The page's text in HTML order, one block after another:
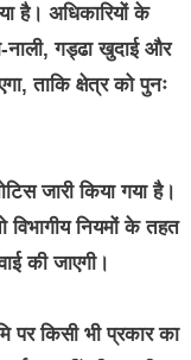
है। अधिकारियों के
नाली, गड्ढा खुदाई और
ताकि क्षेत्र को पुनः
जारी किया गया है।
नियमों के तहत
की जाएगी।
पर किसी भी प्रकार का